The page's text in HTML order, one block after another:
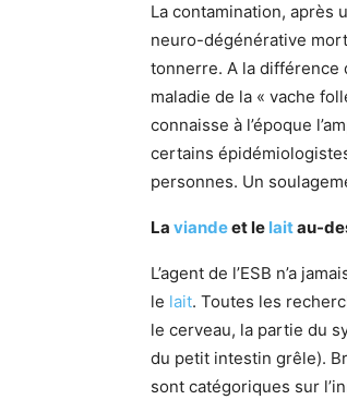
La contamination, après
neuro-dégénérative
tonnerre. A la différence
maladie de la « vache
connaisse à l’époque
certains
personnes. Un
La viandeet le laitau-
L’agent de l’ESB n’a
le lait. Toutes les
le cerveau, la partie du
du petit intestin grêle).
sont catégoriques sur